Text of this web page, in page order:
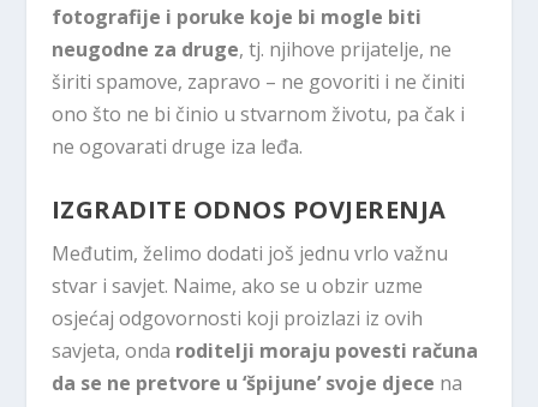
fotografije i poruke koje bi mogle biti
neugodne za druge, tj. njihove prijatelje, ne
širiti spamove, zapravo – ne govoriti i ne činiti
ono što ne bi činio u stvarnom životu, pa čak i
ne ogovarati druge iza leđa.
IZGRADITE ODNOS POVJERENJA
Međutim, želimo dodati još jednu vrlo važnu
stvar i savjet. Naime, ako se u obzir uzme
osjećaj odgovornosti koji proizlazi iz ovih
savjeta, onda roditelji moraju povesti računa
da se ne pretvore u ‘špijune’ svoje djece na